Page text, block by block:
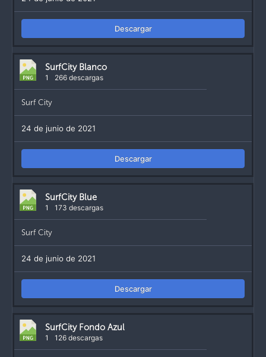
Descargar
SurfCity Blanco
1 266 descargas
Surf City
24 de junio de 2021
Descargar
SurfCity Blue
1 173 descargas
Surf City
24 de junio de 2021
Descargar
SurfCity Fondo Azul
1 126 descargas